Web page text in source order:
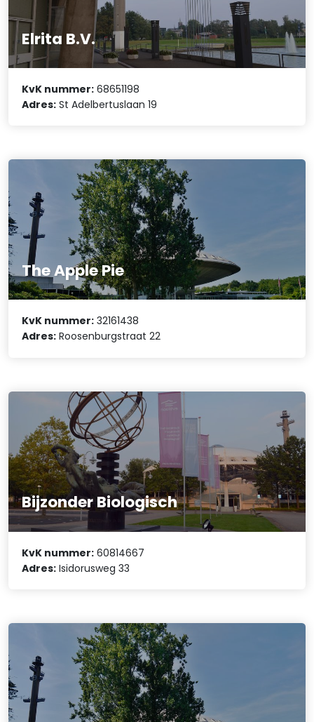
Elrita B.V.
KvK nummer: 68651198
Adres: St Adelbertuslaan 19
The Apple Pie
KvK nummer: 32161438
Adres: Roosenburgstraat 22
Bijzonder Biologisch
KvK nummer: 60814667
Adres: Isidorusweg 33